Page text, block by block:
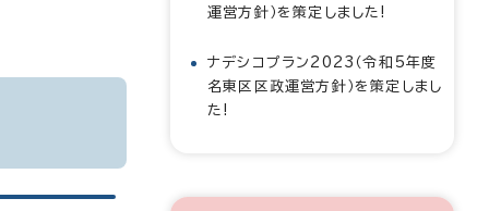
運営方針）を策定しました!
ナデシコプラン2023（令和5年度
名東区区政運営方針）を策定しまし
た!